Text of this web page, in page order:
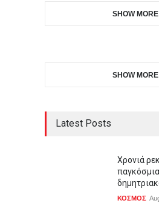
SHOW MORE
SHOW MORE
Latest Posts
Χρονιά
ΚΟΣΜΟΣ